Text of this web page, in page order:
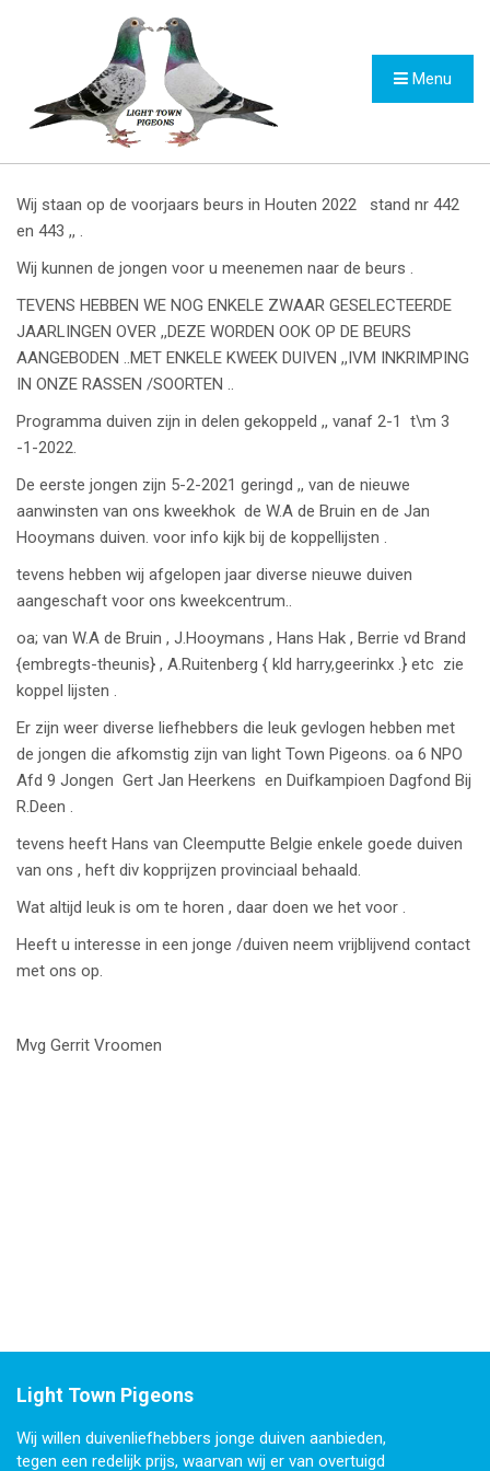
Menu
Wij staan op de voorjaars beurs in Houten 2022 stand nr 442
en 443 ,, .
Wij kunnen de jongen voor u meenemen naar de beurs .
TEVENS HEBBEN WE NOG ENKELE ZWAAR GESELECTEERDE
JAARLINGEN OVER ,,DEZE WORDEN OOK OP DE BEURS
AANGEBODEN ..MET ENKELE KWEEK DUIVEN ,,IVM INKRIMPING
IN ONZE RASSEN /SOORTEN ..
Programma duiven zijn in delen gekoppeld ,, vanaf 2-1 t\m 3
-1-2022.
De eerste jongen zijn 5-2-2021 geringd ,, van de nieuwe
aanwinsten van ons kweekhok de W.A de Bruin en de Jan
Hooymans duiven. voor info kijk bij de koppellijsten .
tevens hebben wij afgelopen jaar diverse nieuwe duiven
aangeschaft voor ons kweekcentrum..
oa; van W.A de Bruin , J.Hooymans , Hans Hak , Berrie vd Brand
{embregts-theunis} , A.Ruitenberg { kld harry,geerinkx .} etc zie
koppel lijsten .
Er zijn weer diverse liefhebbers die leuk gevlogen hebben met
de jongen die afkomstig zijn van light Town Pigeons. oa 6 NPO
Afd 9 Jongen Gert Jan Heerkens en Duifkampioen Dagfond Bij
R.Deen .
tevens heeft Hans van Cleemputte Belgie enkele goede duiven
van ons , heft div kopprijzen provinciaal behaald.
Wat altijd leuk is om te horen , daar doen we het voor .
Heeft u interesse in een jonge /duiven neem vrijblijvend contact
met ons op.
Mvg Gerrit Vroomen
Light Town Pigeons
Wij willen duivenliefhebbers jonge duiven aanbieden,
tegen een redelijk prijs, waarvan wij er van overtuigd